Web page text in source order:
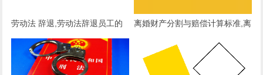
劳动法 辞退,劳动法辞退员工的
离婚财产分割与赔偿计算标准,离
婚财产分割与赔偿计算标准书籍